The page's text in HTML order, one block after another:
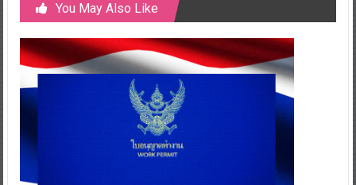
You May Also Like